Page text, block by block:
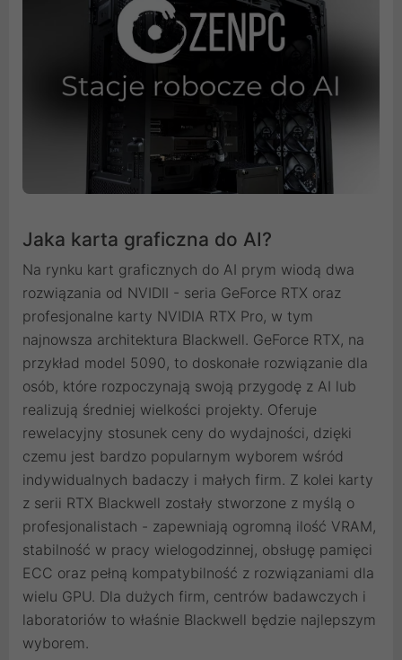
Jaka karta graficzna do AI?
Na rynku kart graficznych do AI prym wiodą dwa
rozwiązania od NVIDII - seria GeForce RTX oraz
profesjonalne karty NVIDIA RTX Pro, w tym
najnowsza architektura Blackwell. GeForce RTX, na
przykład model 5090, to doskonałe rozwiązanie dla
osób, które rozpoczynają swoją przygodę z AI lub
realizują średniej wielkości projekty. Oferuje
rewelacyjny stosunek ceny do wydajności, dzięki
czemu jest bardzo popularnym wyborem wśród
indywidualnych badaczy i małych firm. Z kolei karty
z serii RTX Blackwell zostały stworzone z myślą o
profesjonalistach - zapewniają ogromną ilość VRAM,
stabilność w pracy wielogodzinnej, obsługę pamięci
ECC oraz pełną kompatybilność z rozwiązaniami dla
wielu GPU. Dla dużych firm, centrów badawczych i
laboratoriów to właśnie Blackwell będzie najlepszym
wyborem.